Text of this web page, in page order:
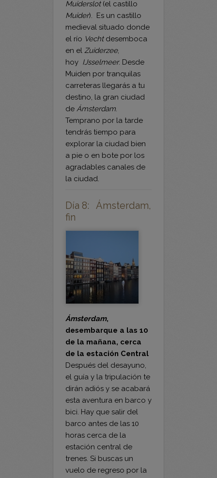
puedes visitar el
Muiderslot(el castillo
Muider). Es un castillo
medieval situado donde
el río Vechtdesemboca
en elZuiderzee,
hoyIJsselmeer. Desde
Muiden por tranquilas
carreteras llegarás a tu
destino, la gran ciudad
deÁmsterdam .
Temprano por la tarde
tendrás tiempo para
explorar la ciudad bien
a pie o en bote por los
agradables canales de
Día 8: Ámsterdam,
fin
Ámsterdam,
desembarque a las 10
de la mañana, cerca
de la estación Central
Después del desayuno,
el guía y la tripulación te
dirán adiós y se acabará
esta aventura en barco y
bici. Hay que salir del
barco antes de las 10
horas cerca de la
estación central de
trenes. Si buscas un